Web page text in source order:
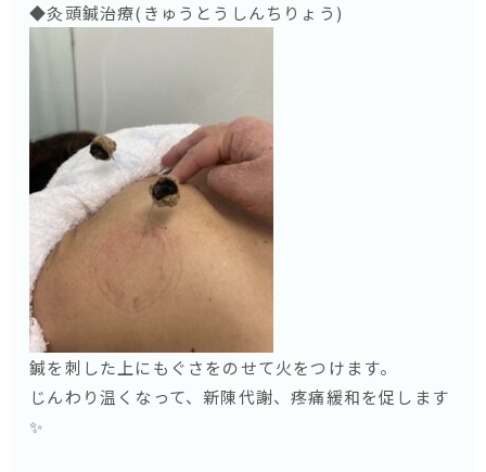
◆灸頭鍼治療(きゅうとうしんちりょう)
鍼を刺した上にもぐさをのせて火をつけます。
じんわり温くなって、新陳代謝、疼痛緩和を促します
✨